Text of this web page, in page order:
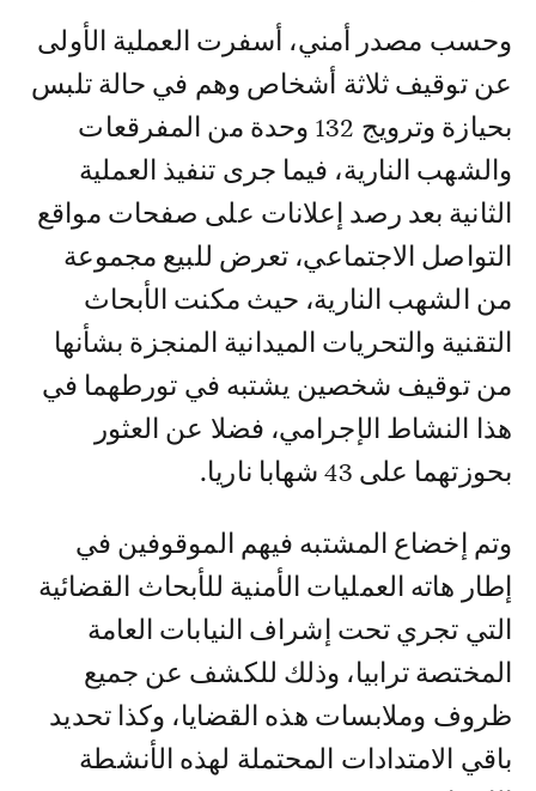
وحسب مصدر أمني، أسفرت العملية الأولى
عن توقيف ثلاثة أشخاص وهم في حالة تلبس
بحيازة وترويج 132 وحدة من المفرقعات
والشهب النارية، فيما جرى تنفيذ العملية
الثانية بعد رصد إعلانات على صفحات مواقع
التواصل الاجتماعي، تعرض للبيع مجموعة
من الشهب النارية، حيث مكنت الأبحاث
التقنية والتحريات الميدانية المنجزة بشأنها
من توقيف شخصين يشتبه في تورطهما في
هذا النشاط الإجرامي، فضلا عن العثور
بحوزتهما على 43 شهابا ناريا.
وتم إخضاع المشتبه فيهم الموقوفين في
إطار هاته العمليات الأمنية للأبحاث القضائية
التي تجري تحت إشراف النيابات العامة
المختصة ترابيا، وذلك للكشف عن جميع
ظروف وملابسات هذه القضايا، وكذا تحديد
باقي الامتدادات المحتملة لهذه الأنشطة